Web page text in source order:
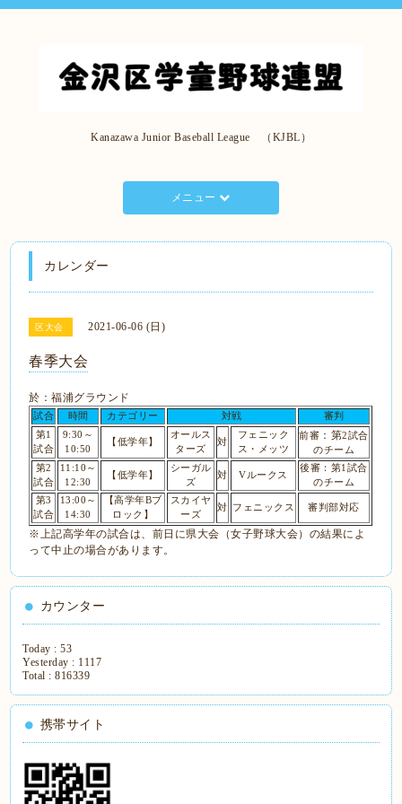
Kanazawa Junior Baseball League （KJBL）
メニュー
カレンダー
区大会 2021-06-06 (日)
春季大会
於：福浦グラウンド
試合 時間 カテゴリー 対戦
審判
第1
試合
9:30～
10:50
【低学年】
オールス
ターズ
対
フェニック
ス・メッツ
前審 ：第2試合
のチーム
第2
試合
11:10～
12:30
【低学年】
シーガル
ズ
対 Vルークス
後審：第1試合
のチーム
第3
試合
13:00～
14:30
【高学年Bブ
ロック】
スカイヤ
ーズ
対 フェニックス 審判部対応
※上記高学年の試合は、前日に県大会（女子野球大会）の結果によ
って中止の場合があります。
カウンター
Today :53
Yesterday : 1117
Total :816339
携帯サイト